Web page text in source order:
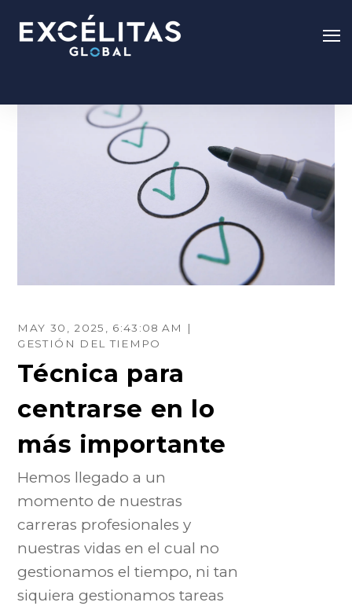
MAY 30, 2025, 6:43:08 AM |
GESTIÓN DEL TIEMPO
Técnica para
centrarse en lo
más importante
Hemos llegado a un
momento de nuestras
carreras profesionales y
nuestras vidas en el cual no
gestionamos el tiempo, ni tan
siquiera gestionamos tareas